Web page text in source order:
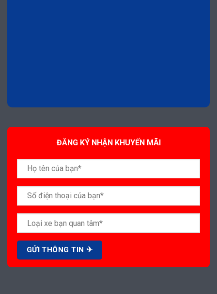
ĐĂNG KÝ NHẬN KHUYẾN MÃI